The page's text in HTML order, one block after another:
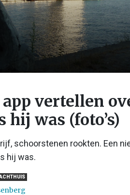
vertellen
hij was (foto’s)
schoorstenen rookten. Een
hij was.